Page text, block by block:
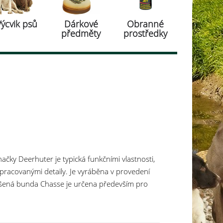
psů Dárkové
předměty
Obranné
prostředky
Deerhuter je typická funkčními vlastnosti,
detaily. Je vyráběna v provedení
bunda Chasse je určena především pro